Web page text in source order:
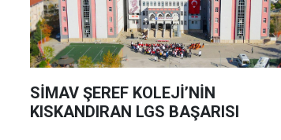
SİMAV ŞEREF KOLEJİ’NİN
KISKANDIRAN LGS BAŞARISI